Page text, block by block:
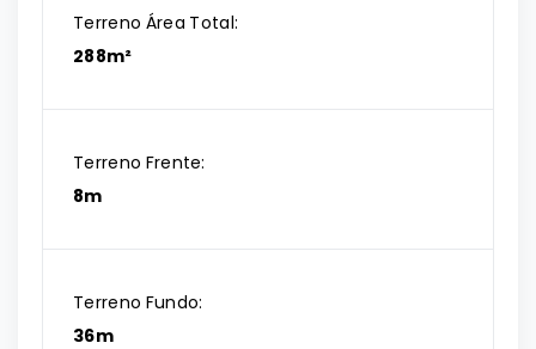
Terreno Área Total:
288m²
Terreno Frente:
8m
Terreno Fundo:
36m